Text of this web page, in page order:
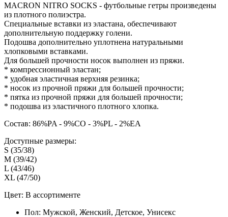
MACRON NITRO SOCKS - футбольные гетры произведены
из плотного полиэстра.
Специальные вставки из эластана, обеспечивают
дополнительную поддержку голени.
Подошва дополнительно уплотнена натуральными
хлопковыми вставками.
Для большей прочности носок выполнен из пряжи.
* компрессионный эластан;
* удобная эластичная верхняя резинка;
* носок из прочной пряжи для большей прочности;
* пятка из прочной пряжи для большей прочности;
* подошва из эластичного плотного хлопка.
Состав: 86%PA - 9%CO - 3%PL - 2%EA
Доступные размеры:
S (35/38)
M (39/42)
L (43/46)
XL (47/50)
Цвет: В ассортименте
Пол: Мужской, Женский, Детское, Унисекс